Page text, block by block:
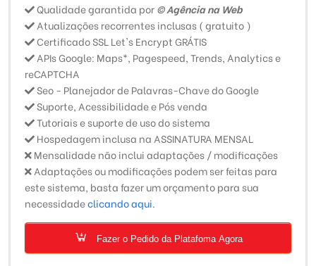
Qualidade garantida por© Agência na Web
Atualizações recorrentes inclusas ( gratuito )
Certificado SSL Let's Encrypt GRÁTIS
APIs Google: Maps*, Pagespeed, Trends, Analytics e
reCAPTCHA
Seo - Planejador de Palavras-Chave do Google
Suporte, Acessibilidade e Pós venda
Tutoriais e suporte de uso do sistema
Hospedagem inclusa na ASSINATURA MENSAL
Mensalidade não inclui adaptações / modificações
Adaptações ou modificações podem ser feitas para
este sistema, basta fazer um orçamento para sua
necessidadeclicando aqui.
Fazer o Pedido da Platafoma Agora